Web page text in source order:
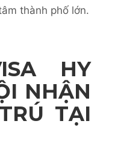
thành phố lớn.
HY
NHẬN
TẠI